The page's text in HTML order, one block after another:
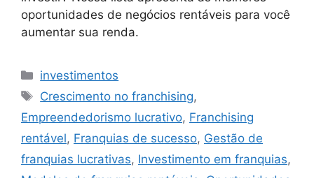
oportunidades de negócios rentáveis para você
aumentar sua renda.
Categorias
investimentos
Tags
Crescimento no franchising,
Empreendedorismo lucrativo, Franchising
rentável, Franquias de sucesso, Gestão de
franquias lucrativas, Investimento em franquias,